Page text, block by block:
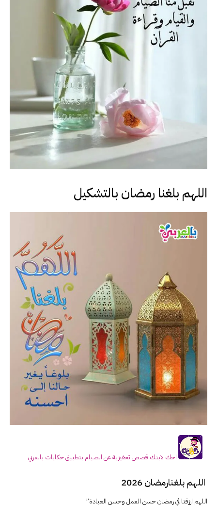
اللهم بلغنا رمضان بالتشكيل
احك لابنك قصص تحفيزية عن الصيام بتطبيق حكايات بالعربي
اللهم بلغنارمضان 2026
اللهم ارزقنا في رمضان حسن العمل وحسن العبادة”